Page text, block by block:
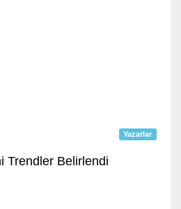
Yazarlar
Trendler Belirlendi